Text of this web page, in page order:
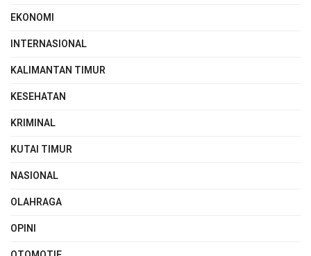
EKONOMI
INTERNASIONAL
KALIMANTAN TIMUR
KESEHATAN
KRIMINAL
KUTAI TIMUR
NASIONAL
OLAHRAGA
OPINI